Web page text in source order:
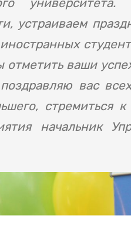
устраиваем
отметить ваши
вас
начальник